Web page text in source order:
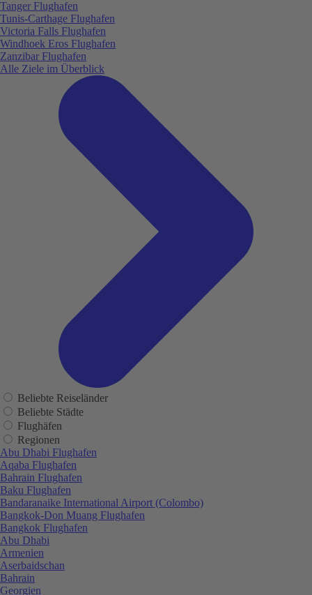
Tanger Flughafen
Tunis-Carthage Flughafen
Victoria Falls Flughafen
Windhoek Eros Flughafen
Zanzibar Flughafen
Alle Ziele im Überblick
Beliebte Reiseländer
Beliebte Städte
Flughäfen
Regionen
Abu Dhabi Flughafen
Aqaba Flughafen
Bahrain Flughafen
Baku Flughafen
Bandaranaike International Airport (Colombo)
Bangkok-Don Muang Flughafen
Bangkok Flughafen
Abu Dhabi
Armenien
Aserbaidschan
Bahrain
Georgien